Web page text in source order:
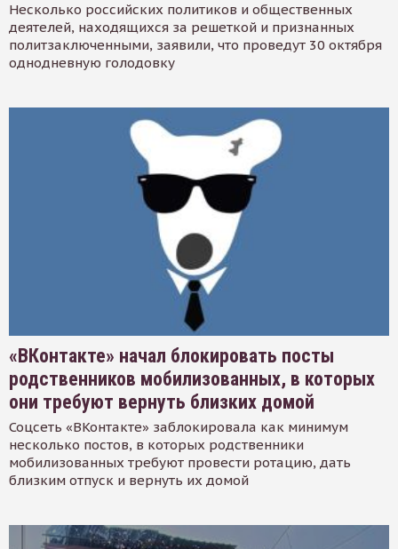
Несколько российских политиков и общественных
деятелей, находящихся за решеткой и признанных
политзаключенными, заявили, что проведут 30 октября
однодневную голодовку
«ВКонтакте» начал блокировать посты
родственников мобилизованных, в которых
они требуют вернуть близких домой
Соцсеть «ВКонтакте» заблокировала как минимум
несколько постов, в которых родственники
мобилизованных требуют провести ротацию, дать
близким отпуск и вернуть их домой